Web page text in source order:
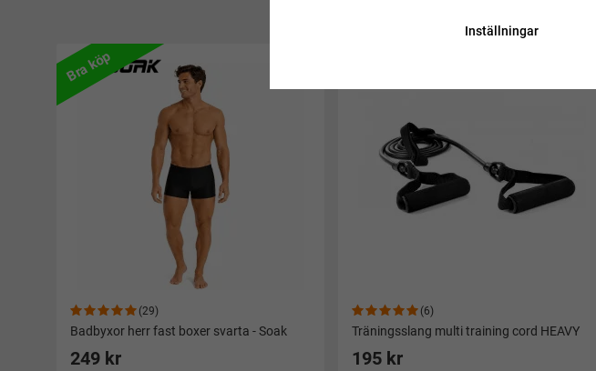
Rekommenderade
(29)
Badbyxor herr fast boxer svarta - Soak
Bra köp
249 kr
(6)
Träningsslang multi training cord HEAVY
195 kr
Inställningar